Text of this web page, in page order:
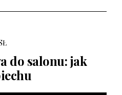
do salonu: jak